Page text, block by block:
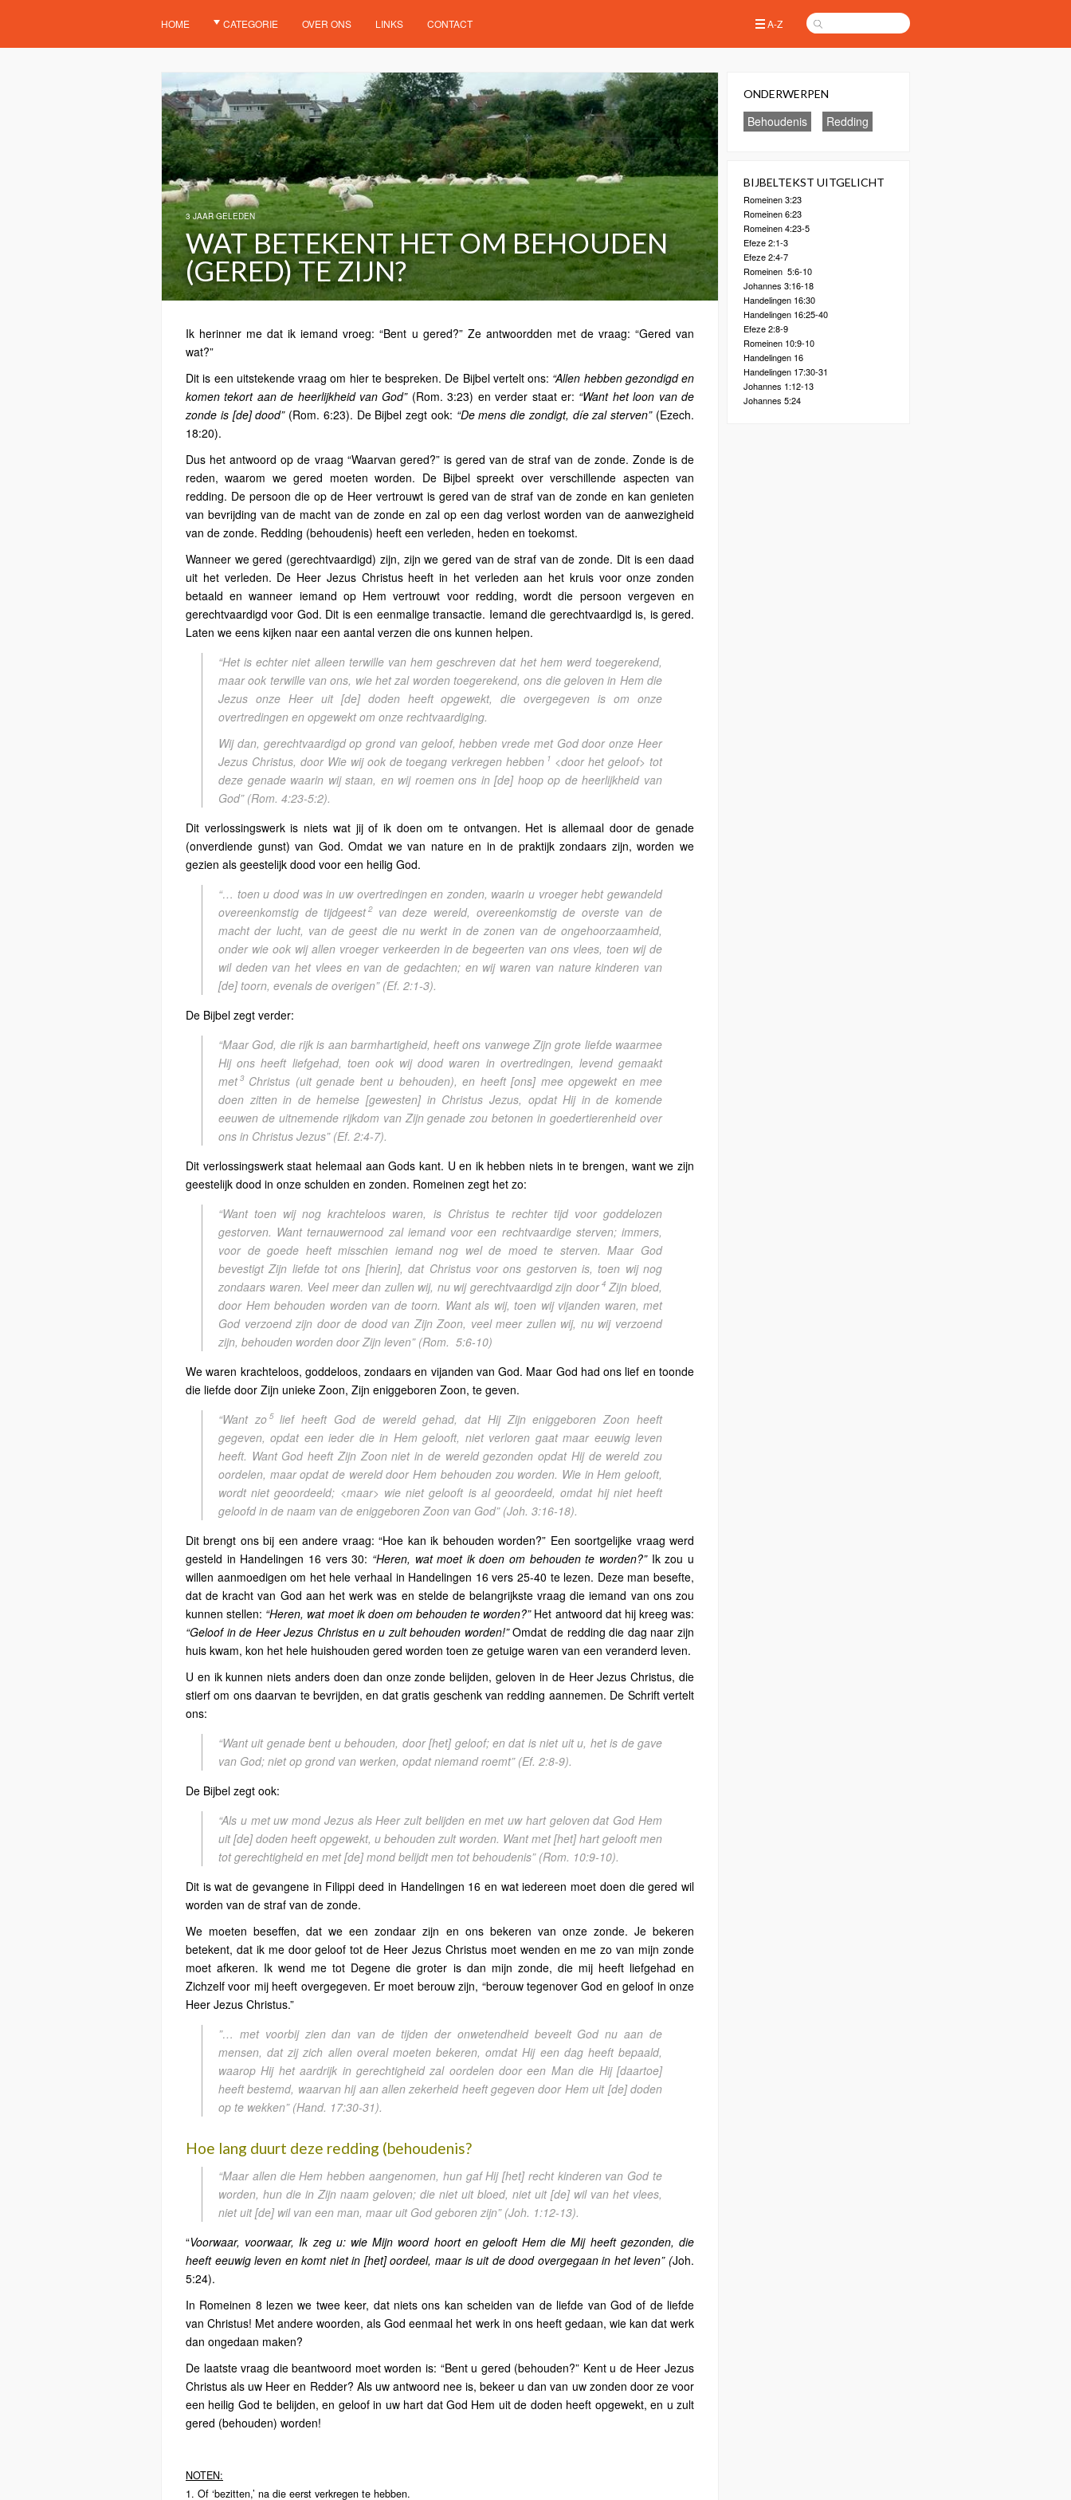
HOME CATEGORIE OVER ONS LINKS CONTACT A-Z
3 JAAR GELEDEN
WAT BETEKENT HET OM BEHOUDEN
(GERED) TE ZIJN?
Ik herinner me dat ik iemand vroeg: “Bent u gered?” Ze antwoordden met de vraag: “Gered van
wat?”
Dit is een uitstekende vraag om hier te bespreken. De Bijbel vertelt ons: “Allen hebben gezondigd en
komen tekort aan de heerlijkheid van God”(Rom. 3:23) en verder staat er: “Want het loon van de
zonde is [de] dood”(Rom. 6:23). De Bijbel zegt ook: “De mens die zondigt, díe zal sterven”(Ezech.
18:20).
Dus het antwoord op de vraag “Waarvan gered?” is gered van de straf van de zonde. Zonde is de
reden, waarom we gered moeten worden. De Bijbel spreekt over verschillende aspecten van
redding. De persoon die op de Heer vertrouwt is gered van de straf van de zonde en kan genieten
van bevrijding van de macht van de zonde en zal op een dag verlost worden van de aanwezigheid
van de zonde. Redding (behoudenis) heeft een verleden, heden en toekomst.
Wanneer we gered (gerechtvaardigd) zijn, zijn we gered van de straf van de zonde. Dit is een daad
uit het verleden. De Heer Jezus Christus heeft in het verleden aan het kruis voor onze zonden
betaald en wanneer iemand op Hem vertrouwt voor redding, wordt die persoon vergeven en
gerechtvaardigd voor God. Dit is een eenmalige transactie. Iemand die gerechtvaardigd is, is gered.
Laten we eens kijken naar een aantal verzen die ons kunnen helpen.
“Het is echter niet alleen terwille van hem geschreven dat het hem werd toegerekend,
maar ook terwille van ons, wie het zal worden toegerekend, ons die geloven in Hem die
Jezus onze Heer uit [de] doden heeft opgewekt, die overgegeven is om onze
overtredingen en opgewekt om onze rechtvaardiging.
Wij dan, gerechtvaardigd op grond van geloof, hebben vrede met God door onze Heer
Jezus Christus, door Wie wij ook de toegang verkregen hebben 1 <door het geloof> tot
deze genade waarin wij staan, en wij roemen ons in [de] hoop op de heerlijkheid van
God”(Rom. 4:23-5:2).
Dit verlossingswerk is niets wat jij of ik doen om te ontvangen. Het is allemaal door de genade
(onverdiende gunst) van God. Omdat we van nature en in de praktijk zondaars zijn, worden we
gezien als geestelijk dood voor een heilig God.
“… toen u dood was in uw overtredingen en zonden, waarin u vroeger hebt gewandeld
overeenkomstig de tijdgeest 2van deze wereld, overeenkomstig de overste van de
macht der lucht, van de geest die nu werkt in de zonen van de ongehoorzaamheid,
onder wie ook wij allen vroeger verkeerden in de begeerten van ons vlees, toen wij de
wil deden van het vlees en van de gedachten; en wij waren van nature kinderen van
[de] toorn, evenals de overigen”(Ef. 2:1-3).
De Bijbel zegt verder:
“Maar God, die rijk is aan barmhartigheid, heeft ons vanwege Zijn grote liefde waarmee
Hij ons heeft liefgehad, toen ook wij dood waren in overtredingen, levend gemaakt
met 3Christus (uit genade bent u behouden), en heeft [ons] mee opgewekt en mee
doen zitten in de hemelse [gewesten] in Christus Jezus, opdat Hij in de komende
eeuwen de uitnemende rijkdom van Zijn genade zou betonen in goedertierenheid over
ons in Christus Jezus”(Ef. 2:4-7).
Dit verlossingswerk staat helemaal aan Gods kant. U en ik hebben niets in te brengen, want we zijn
geestelijk dood in onze schulden en zonden. Romeinen zegt het zo:
“Want toen wij nog krachteloos waren, is Christus te rechter tijd voor goddelozen
gestorven. Want ternauwernood zal iemand voor een rechtvaardige sterven; immers,
voor de goede heeft misschien iemand nog wel de moed te sterven. Maar God
bevestigt Zijn liefde tot ons [hierin], dat Christus voor ons gestorven is, toen wij nog
zondaars waren. Veel meer dan zullen wij, nu wij gerechtvaardigd zijn door 4Zijn bloed,
door Hem behouden worden van de toorn. Want als wij, toen wij vijanden waren, met
God verzoend zijn door de dood van Zijn Zoon, veel meer zullen wij, nu wij verzoend
zijn, behouden worden door Zijn leven”(Rom. 5:6-10)
We waren krachteloos, goddeloos, zondaars en vijanden van God. Maar God had ons lief en toonde
die liefde door Zijn unieke Zoon, Zijn eniggeboren Zoon, te geven.
“Want zo 5lief heeft God de wereld gehad, dat Hij Zijn eniggeboren Zoon heeft
gegeven, opdat een ieder die in Hem gelooft, niet verloren gaat maar eeuwig leven
heeft. Want God heeft Zijn Zoon niet in de wereld gezonden opdat Hij de wereld zou
oordelen, maar opdat de wereld door Hem behouden zou worden. Wie in Hem gelooft,
wordt niet geoordeeld; <maar> wie niet gelooft is al geoordeeld, omdat hij niet heeft
geloofd in de naam van de eniggeboren Zoon van God”(Joh. 3:16-18).
Dit brengt ons bij een andere vraag: “Hoe kan ik behouden worden?” Een soortgelijke vraag werd
gesteld in Handelingen 16 vers 30: “Heren, wat moet ik doen om behouden te worden?”Ik zou u
willen aanmoedigen om het hele verhaal in Handelingen 16 vers 25-40 te lezen. Deze man besefte,
dat de kracht van God aan het werk was en stelde de belangrijkste vraag die iemand van ons zou
kunnen stellen: “Heren, wat moet ik doen om behouden te worden?”Het antwoord dat hij kreeg was:
“Geloof in de Heer Jezus Christus en u zult behouden worden!”Omdat de redding die dag naar zijn
huis kwam, kon het hele huishouden gered worden toen ze getuige waren van een veranderd leven.
U en ik kunnen niets anders doen dan onze zonde belijden, geloven in de Heer Jezus Christus, die
stierf om ons daarvan te bevrijden, en dat gratis geschenk van redding aannemen. De Schrift vertelt
ons:
“Want uit genade bent u behouden, door [het] geloof; en dat is niet uit u, het is de gave
van God; niet op grond van werken, opdat niemand roemt”(Ef. 2:8-9).
De Bijbel zegt ook:
“Als u met uw mond Jezus als Heer zult belijden en met uw hart geloven dat God Hem
uit [de] doden heeft opgewekt, u behouden zult worden. Want met [het] hart gelooft men
tot gerechtigheid en met [de] mond belijdt men tot behoudenis”(Rom. 10:9-10).
Dit is wat de gevangene in Filippi deed in Handelingen 16 en wat iedereen moet doen die gered wil
worden van de straf van de zonde.
We moeten beseffen, dat we een zondaar zijn en ons bekeren van onze zonde. Je bekeren
betekent, dat ik me door geloof tot de Heer Jezus Christus moet wenden en me zo van mijn zonde
moet afkeren. Ik wend me tot Degene die groter is dan mijn zonde, die mij heeft liefgehad en
Zichzelf voor mij heeft overgegeven. Er moet berouw zijn, “berouw tegenover God en geloof in onze
Heer Jezus Christus.”
”… met voorbij zien dan van de tijden der onwetendheid beveelt God nu aan de
mensen, dat zij zich allen overal moeten bekeren, omdat Hij een dag heeft bepaald,
waarop Hij het aardrijk in gerechtigheid zal oordelen door een Man die Hij [daartoe]
heeft bestemd, waarvan hij aan allen zekerheid heeft gegeven door Hem uit [de] doden
op te wekken”(Hand. 17:30-31).
Hoe lang duurt deze redding (behoudenis?
“Maar allen die Hem hebben aangenomen, hun gaf Hij [het] recht kinderen van God te
worden, hun die in Zijn naam geloven; die niet uit bloed, niet uit [de] wil van het vlees,
niet uit [de] wil van een man, maar uit God geboren zijn”(Joh. 1:12-13).
“Voorwaar, voorwaar, Ik zeg u: wie Mijn woord hoort en gelooft Hem die Mij heeft gezonden, die
heeft eeuwig leven en komt niet in [het] oordeel, maar is uit de dood overgegaan in het leven” (Joh.
5:24).
In Romeinen 8 lezen we twee keer, dat niets ons kan scheiden van de liefde van God of de liefde
van Christus! Met andere woorden, als God eenmaal het werk in ons heeft gedaan, wie kan dat werk
dan ongedaan maken?
De laatste vraag die beantwoord moet worden is: “Bent u gered (behouden?” Kent u de Heer Jezus
Christus als uw Heer en Redder? Als uw antwoord nee is, bekeer u dan van uw zonden door ze voor
een heilig God te belijden, en geloof in uw hart dat God Hem uit de doden heeft opgewekt, en u zult
gered (behouden) worden!
NOTEN:
1. Of ‘bezitten,’ na die eerst verkregen te hebben.
ONDERWERPEN
Behoudenis Redding
BIJBELTEKST UITGELICHT
Romeinen 3:23
Romeinen 6:23
Romeinen 4:23-5
Efeze 2:1-3
Efeze 2:4-7
Romeinen 5:6-10
Johannes 3:16-18
Handelingen 16:30
Handelingen 16:25-40
Efeze 2:8-9
Romeinen 10:9-10
Handelingen 16
Handelingen 17:30-31
Johannes 1:12-13
Johannes 5:24